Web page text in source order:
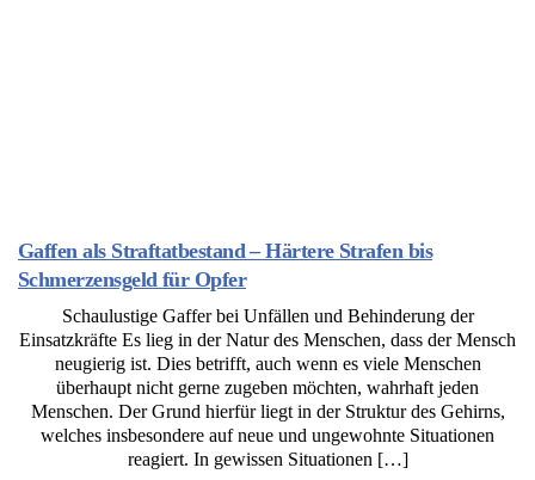
Gaffen als Straftatbestand – Härtere Strafen bis
Schmerzensgeld für Opfer
Schaulustige Gaffer bei Unfällen und Behinderung der
Einsatzkräfte Es lieg in der Natur des Menschen, dass der Mensch
neugierig ist. Dies betrifft, auch wenn es viele Menschen
überhaupt nicht gerne zugeben möchten, wahrhaft jeden
Menschen. Der Grund hierfür liegt in der Struktur des Gehirns,
welches insbesondere auf neue und ungewohnte Situationen
reagiert. In gewissen Situationen […]